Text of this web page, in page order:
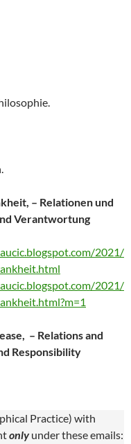
– Relationen und
Verantwortung
2021/
2021/
– Relations and
Responsibility
Practice) with
onlyunder these emails: